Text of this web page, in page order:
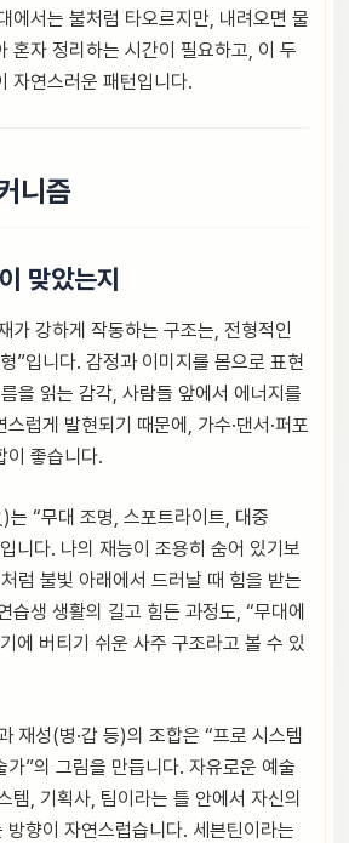
에서는 불처럼 타오르지만, 내려오면 물
혼자 정리하는 시간이 필요하고, 이 두
자연스러운 패턴입니다.
니즘
맞았는지
가 강하게 작동하는 구조는, 전형적인
”입니다. 감정과 이미지를 몸으로 표현
을 읽는 감각, 사람들 앞에서 에너지를
럽게 발현되기 때문에, 가수·댄서·퍼포
이 좋습니다.
“무대 조명, 스포트라이트, 대중
니다. 나의 재능이 조용히 숨어 있기보
처럼 불빛 아래에서 드러날 때 힘을 받는
습생 생활의 길고 힘든 과정도, “무대에
에 버티기 쉬운 사주 구조라고 볼 수 있
재성(병·갑 등)의 조합은 “프로 시스템
가”의 그림을 만듭니다. 자유로운 예술
템, 기획사, 팀이라는 틀 안에서 자신의
방향이 자연스럽습니다. 세븐틴이라는